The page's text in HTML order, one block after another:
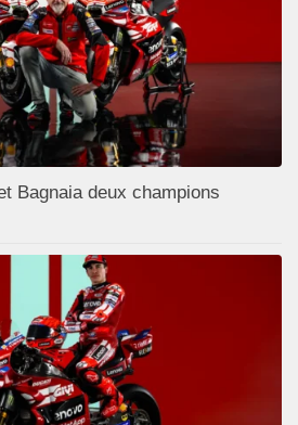
Bagnaia deux champions